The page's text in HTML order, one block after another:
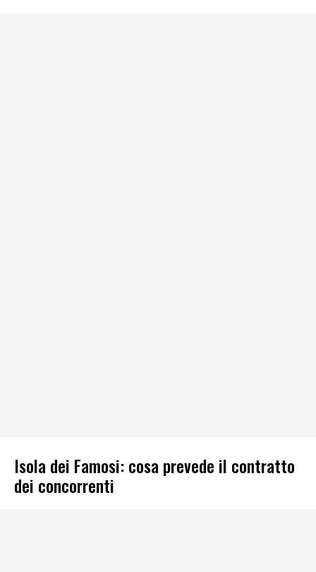
Isola dei Famosi: cosa prevede il contratto
dei concorrenti